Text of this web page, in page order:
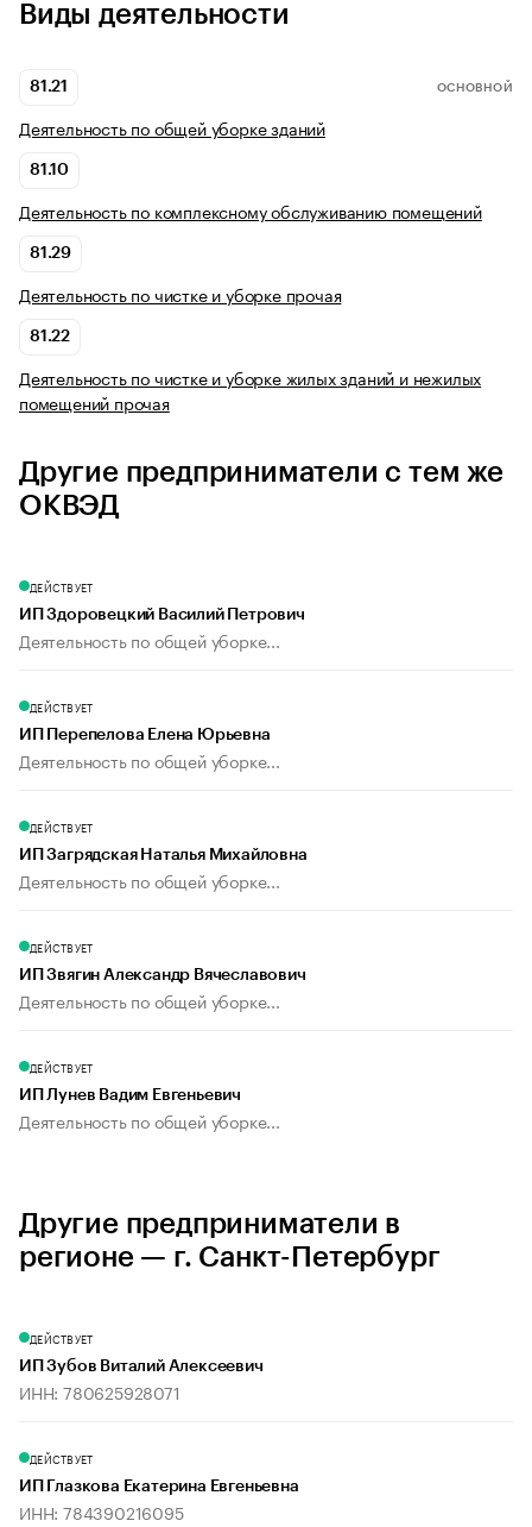
Виды деятельности
81.21 ОСНОВНОЙ
Деятельность по общей уборке зданий
81.10
Деятельность по комплексному обслуживанию помещений
81.29
Деятельность по чистке и уборке прочая
81.22
Деятельность по чистке и уборке жилых зданий и нежилых
помещений прочая
Другие предприниматели с тем же
ОКВЭД
ДЕЙСТВУЕТ
ИП Здоровецкий Василий Петрович
Деятельность по общей уборке...
ДЕЙСТВУЕТ
ИП Перепелова Елена Юрьевна
Деятельность по общей уборке...
ДЕЙСТВУЕТ
ИП Загрядская Наталья Михайловна
Деятельность по общей уборке...
ДЕЙСТВУЕТ
ИП Звягин Александр Вячеславович
Деятельность по общей уборке...
ДЕЙСТВУЕТ
ИП Лунев Вадим Евгеньевич
Деятельность по общей уборке...
Другие предприниматели в
регионе — г. Санкт-Петербург
ДЕЙСТВУЕТ
ИП Зубов Виталий Алексеевич
ИНН: 780625928071
ДЕЙСТВУЕТ
ИП Глазкова Екатерина Евгеньевна
ИНН: 784390216095